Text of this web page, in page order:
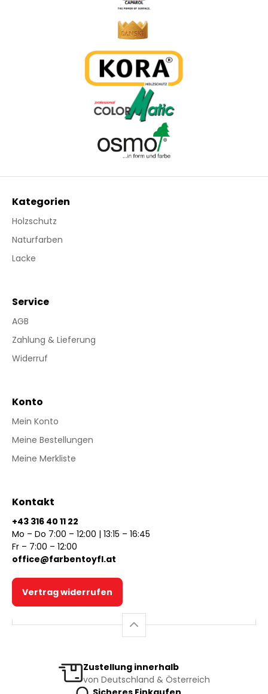
Kategorien
Holzschutz
Naturfarben
Lacke
Service
AGB
Zahlung & Lieferung
Widerruf
Konto
Mein Konto
Meine Bestellungen
Meine Merkliste
Kontakt
+43 316 40 11 22
Mo – Do 7:00 – 12:00 | 13:15 – 16:45
Fr – 7:00 – 12:00
office@farbentoyfl.at
Vertrag widerrufen
Zustellung innerhalb
von Deutschland & Österreich